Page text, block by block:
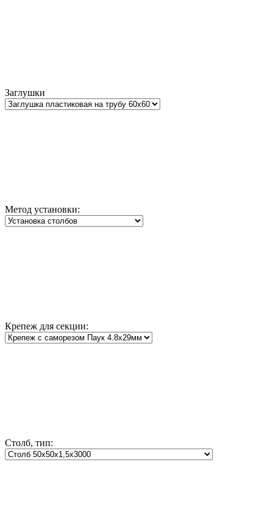
Заглушки
Метод установки:
Крепеж для секции:
Столб, тип: